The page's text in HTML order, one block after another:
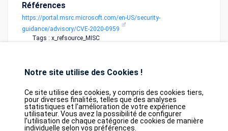
Références
https://portal.msrc.microsoft.com/en-US/security-
guidance/advisory/CVE-2020-0959
Tags : x_refsource_MISC
Database
Partners
GDPR Contact Purchase
Notre site utilise des Cookies !
Ce site utilise des cookies, y compris des cookies tiers,
pour diverses finalités, telles que des analyses
statistiques et l’amélioration de votre expérience
utilisateur. Vous avez la possibilité de configurer
l’utilisation de chaque catégorie de cookies de manière
individuelle selon vos préférences.